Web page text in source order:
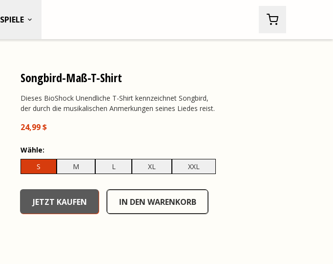
SPIELE
Songbird-Maß-T-Shirt
Dieses BioShock Unendliche T-Shirt kennzeichnet Songbird,
der durch die musikalischen Anmerkungen seines Liedes reist.
24,99 $
Wähle:
S
M L XL XXL
JETZT KAUFEN IN DEN WARENKORB
undefined, , 0,00 $